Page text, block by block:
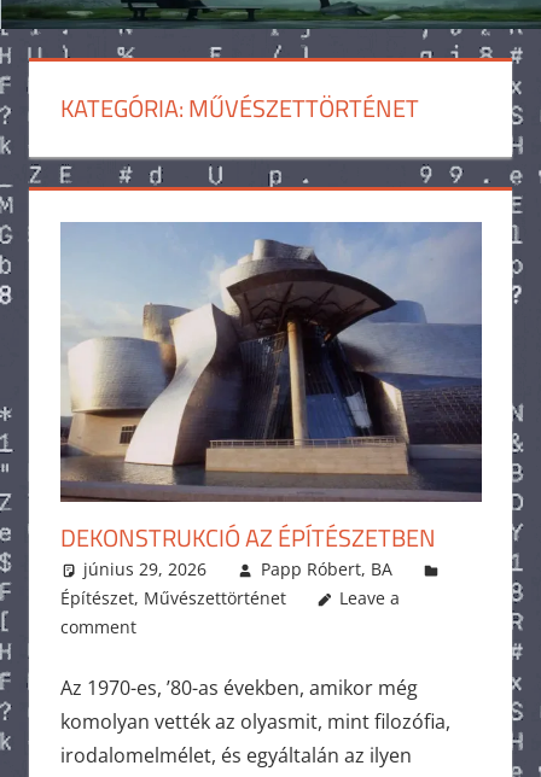
KATEGÓRIA:MŰVÉSZETTÖRTÉNET
DEKONSTRUKCIÓ AZ ÉPÍTÉSZETBEN
június 29, 2026
Papp Róbert, BA
Építészet, Művészettörténet
Leave a
comment
Az 1970-es, ’80-as években, amikor még
komolyan vették az olyasmit, mint filozófia,
irodalomelmélet, és egyáltalán az ilyen